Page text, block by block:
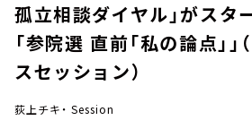
今日の番組表
孤立相談ダイヤル」がスタ
「参院選 直前「私の論点」
スセッション）
荻上チキ・ Session